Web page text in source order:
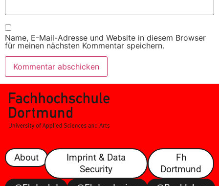
Name, E-Mail-Adresse und Website in diesem Browser
für meinen nächsten Kommentar speichern.
About
Imprint & Data
Security
Fh
Dortmund